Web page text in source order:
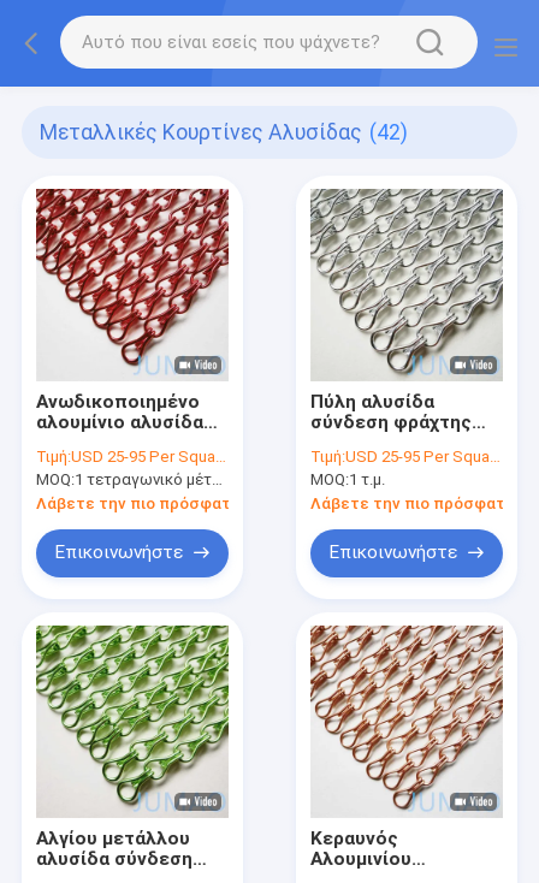
Μεταλλικές Κουρτίνες Αλυσίδας (42)
Ανωδικοποιημένο
αλουμίνιο αλυσίδα
κουρτίνα για
διαχωριστή σκάλας
Τιμή:USD 25-95 Per Square Meter
MOQ:1 τετραγωνικό μέτρο
Λάβετε την πιο πρόσφατη τιμή
Επικοινωνήστε
Πύλη αλυσίδα
σύνδεση φράχτης
αλουμινίου αλυσίδα
σύνδεση fly screens
ODM
Τιμή:USD 25-95 Per Square Meter
MOQ:1 τ.μ.
Λάβετε την πιο πρόσφατη
Επικοινωνήστε
Αλγίου μετάλλου
αλυσίδα σύνδεση
Κεραυνός
Αλουμινίου